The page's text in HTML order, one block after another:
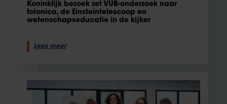
Koninklijk bezoek zet VUB-onderzoek naar
fotonica, de Einsteintelescoop en
wetenschapseducatie in de kijker
Lees meer